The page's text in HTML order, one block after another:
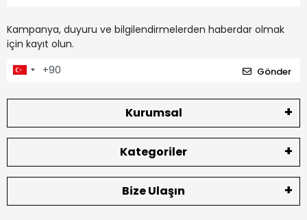
Kampanya, duyuru ve bilgilendirmelerden haberdar olmak
için kayıt olun.
Gönder
Kurumsal
Kategoriler
Bize Ulaşın